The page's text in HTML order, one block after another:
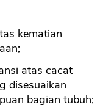
kematian
atas cacat
disesuaikan
bagian tubuh;